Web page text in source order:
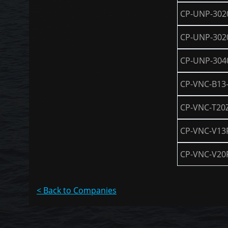
CP-UNP-
CP-UNP-
CP-UNP-
CP-VNC-
CP-VNC-
CP-VNC-
CP-VNC-
< Back to Companies